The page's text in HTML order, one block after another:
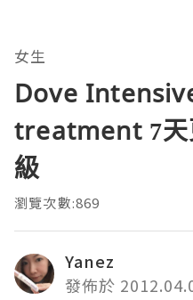
女生
Dove
treatment 7天
級
瀏覽次數:869
Yanez
發佈於